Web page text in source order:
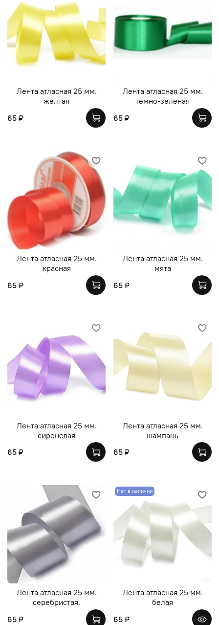
Лента атласная 25 мм.
желтая
65 ₽
Лента атласная 25 мм.
темно-зеленая
65 ₽
Лента атласная 25 мм.
красная
65 ₽
Лента атласная 25 мм.
мята
65 ₽
Лента атласная 25 мм.
сиреневая
65 ₽
Лента атласная 25 мм.
шампань
65 ₽
Лента атласная 25 мм.
серебристая.
65 ₽
Нет в наличии
Лента атласная 25 мм.
белая
65 ₽